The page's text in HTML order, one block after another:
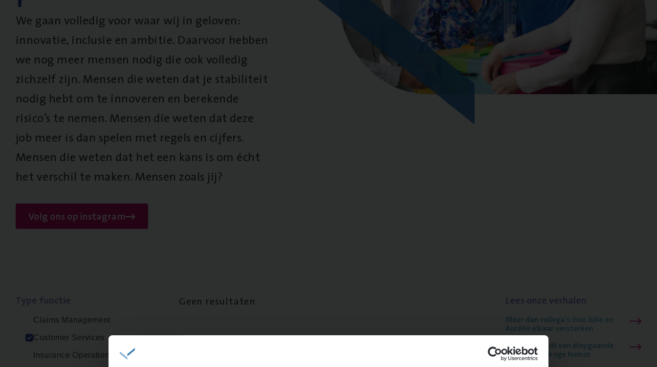
We gaan volledig voor waar wij in geloven:
innovatie, inclusie en ambitie. Daarvoor hebben
we nog meer mensen nodig die ook volledig
zichzelf zijn. Mensen die weten dat je stabiliteit
nodig hebt om te innoveren en berekende
risico’s te nemen. Mensen die weten dat deze
job meer is dan spelen met regels en cijfers.
Mensen die weten dat het een kans is om écht
het verschil te maken. Mensen zoals jij?
Volg ons op instagram
Claims Management
Customer Services
Insurance Operations
Geen resultaten
Meer dan collega’s: hoe Julie en
Aurélie elkaar versterken
Mathias houdt van diepgaande
dossiers én droge humor